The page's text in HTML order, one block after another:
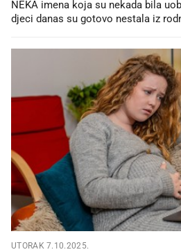
NEKA imena koja su nekada bila
djeci danas su gotovo nestala iz
UTORAK 7.10.2025.